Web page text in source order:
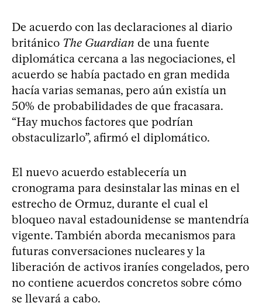
De acuerdo con las declaraciones al diario
británico The Guardian de una fuente
diplomática cercana a las negociaciones, el
acuerdo se había pactado en gran medida
hacía varias semanas, pero aún existía un
50% de probabilidades de que fracasara.
“Hay muchos factores que podrían
obstaculizarlo”, afirmó el diplomático.
El nuevo acuerdo establecería un
cronograma para desinstalar las minas en el
estrecho de Ormuz, durante el cual el
bloqueo naval estadounidense se mantendría
vigente. También aborda mecanismos para
futuras conversaciones nucleares y la
liberación de activos iraníes congelados, pero
no contiene acuerdos concretos sobre cómo
se llevará a cabo.